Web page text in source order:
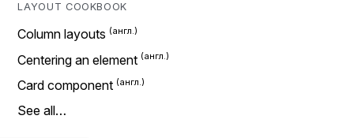
LAYOUT COOKBOOK
Column layouts
Centering an element
Card component
See all…